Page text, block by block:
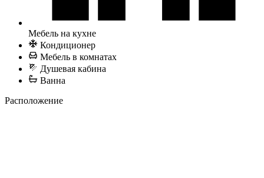
Мебель на кухне
Кондиционер
Мебель в комнатах
Душевая кабина
Ванна
Расположение